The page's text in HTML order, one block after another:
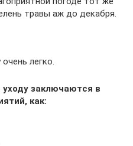
травы аж до декабря.
легко.
заключаются в
как: